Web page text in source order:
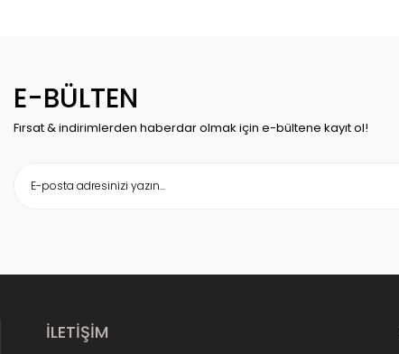
E-BÜLTEN
Fırsat & indirimlerden haberdar olmak için e-bültene kayıt ol!
İLETİŞİM